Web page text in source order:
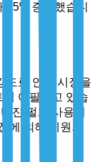
25% 증가했습니
도로 인해 시장을
어필하고 있습
진 펄프 사용이
에 의해 지원되